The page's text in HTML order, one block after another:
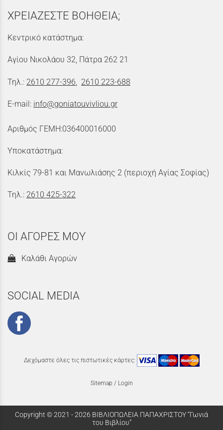
ΧΡΕΙΑΖΕΣΤΕ ΒΟΗΘΕΙΑ;
Κεντρικό κατάστημα:
Αγίου Νικολάου 32, Πάτρα 262 21
Τηλ.: 2610 277-396 2610 223-688
E-mail: info@goniatouvivliou.gr
Αριθμός ΓΕΜΗ:036400016000
Υποκατάστημα:
Κιλκίς 79-81 και Μανωλιάσης 2 (περιοχή Αγίας Σοφίας)
Τηλ.: 2610 425-322
ΟΙ ΑΓΟΡΕΣ ΜΟΥ
Καλάθι Αγορών
SOCIAL MEDIA
Δεχόμαστε όλες τις πιστωτικές κάρτες:
Sitemap / Login
Copyright © 2021 - 2026 ΒΙΒΛΙΟΠΩΛΕΙΑ ΠΑΠΑΧΡΙΣΤΟΥ “Γωνιά
του Βιβλίου”